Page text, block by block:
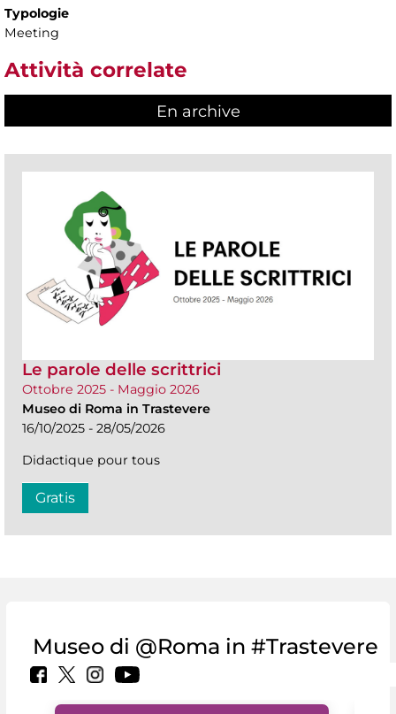
Typologie
Meeting
Attività correlate
En archive
Le parole delle scrittrici
Ottobre 2025 - Maggio 2026
Museo di Roma in Trastevere
16/10/2025 - 28/05/2026
Didactique pour tous
Gratis
Museo di @Roma in #Trastevere